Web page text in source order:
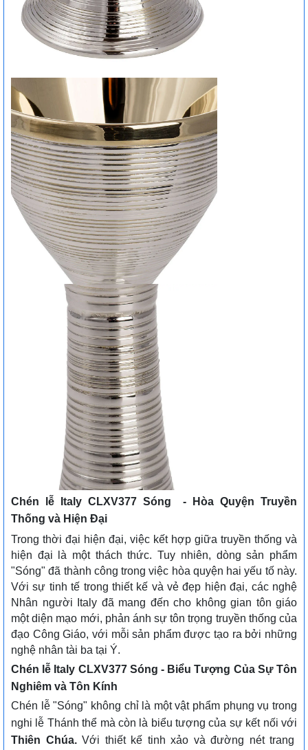
Chén lễ Italy CLXV377 Sóng - Hòa Quyện Truyền
Thống và Hiện Đại
Trong thời đại hiện đại, việc kết hợp giữa truyền thống và
hiện đại là một thách thức. Tuy nhiên, dòng sản phẩm
"Sóng" đã thành công trong việc hòa quyện hai yếu tố này.
Với sự tinh tế trong thiết kế và vẻ đẹp hiện đại, các nghệ
Nhân người Italy đã mang đến cho không gian tôn giáo
một diện mạo mới, phản ánh sự tôn trọng truyền thống của
đạo Công Giáo, với mỗi sản phẩm được tạo ra bởi những
nghệ nhân tài ba tại Ý.
Chén lễ Italy CLXV377 Sóng - Biểu Tượng Của Sự Tôn
Nghiêm và Tôn Kính
Chén lễ "Sóng" không chỉ là một vật phẩm phụng vụ trong
nghi lễ Thánh thể mà còn là biểu tượng của sự kết nối với
Thiên Chúa.Với thiết kế tinh xảo và đường nét trang